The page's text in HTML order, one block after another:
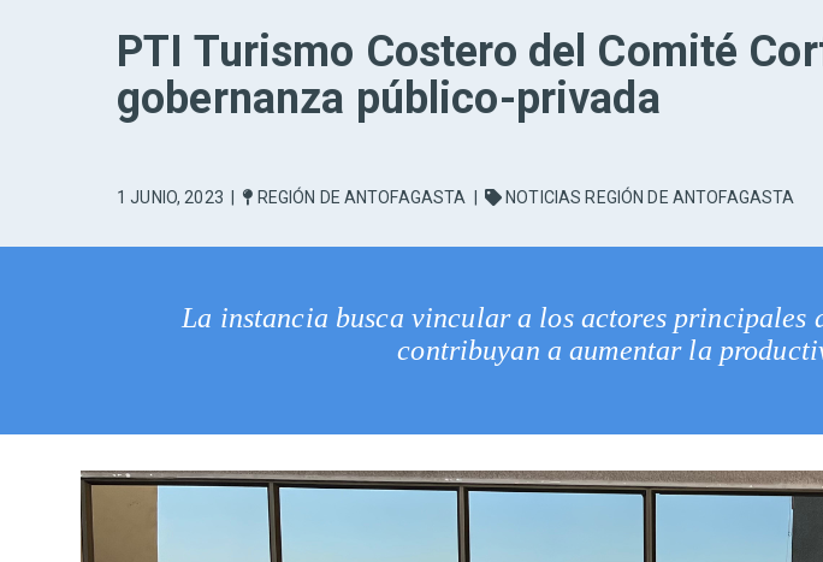
PTI Turismo Costero del Comité
gobernanza público-privada
1 JUNIO, 2023 REGIÓN DE ANTOFAGASTA NOTICIAS REGIÓN DE ANTOFAGASTA
La instancia busca vincular a los actores
contribuyan a aumentar la